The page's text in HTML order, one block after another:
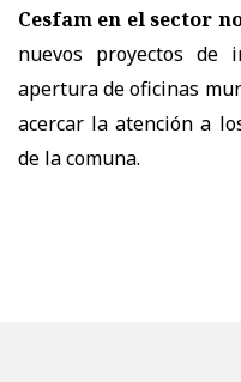
Cesfam en el sector
nuevos proyectos de
apertura de oficinas
acercar la atención a
de la comuna.